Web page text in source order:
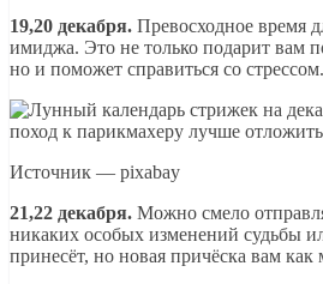
19,20 декабря. Превосходное время
имиджа. Это не только подарит вам
но и поможет справиться со стрессом.
Источник — pixabay
21,22 декабря. Можно смело
никаких особых изменений судьбы
принесёт, но новая причёска вам